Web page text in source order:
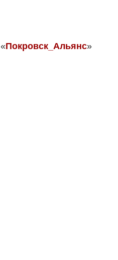
«Покровск_Альянс»